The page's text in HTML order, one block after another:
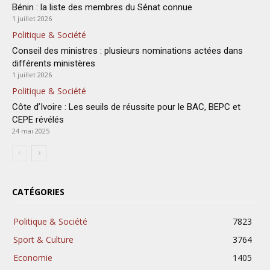
Bénin : la liste des membres du Sénat connue
1 juillet 2026
Politique & Société
Conseil des ministres : plusieurs nominations actées dans
différents ministères
1 juillet 2026
Politique & Société
Côte d’Ivoire : Les seuils de réussite pour le BAC, BEPC et
CEPE révélés
24 mai 2025
CATÉGORIES
Politique & Société
7823
Sport & Culture
3764
Economie
1405